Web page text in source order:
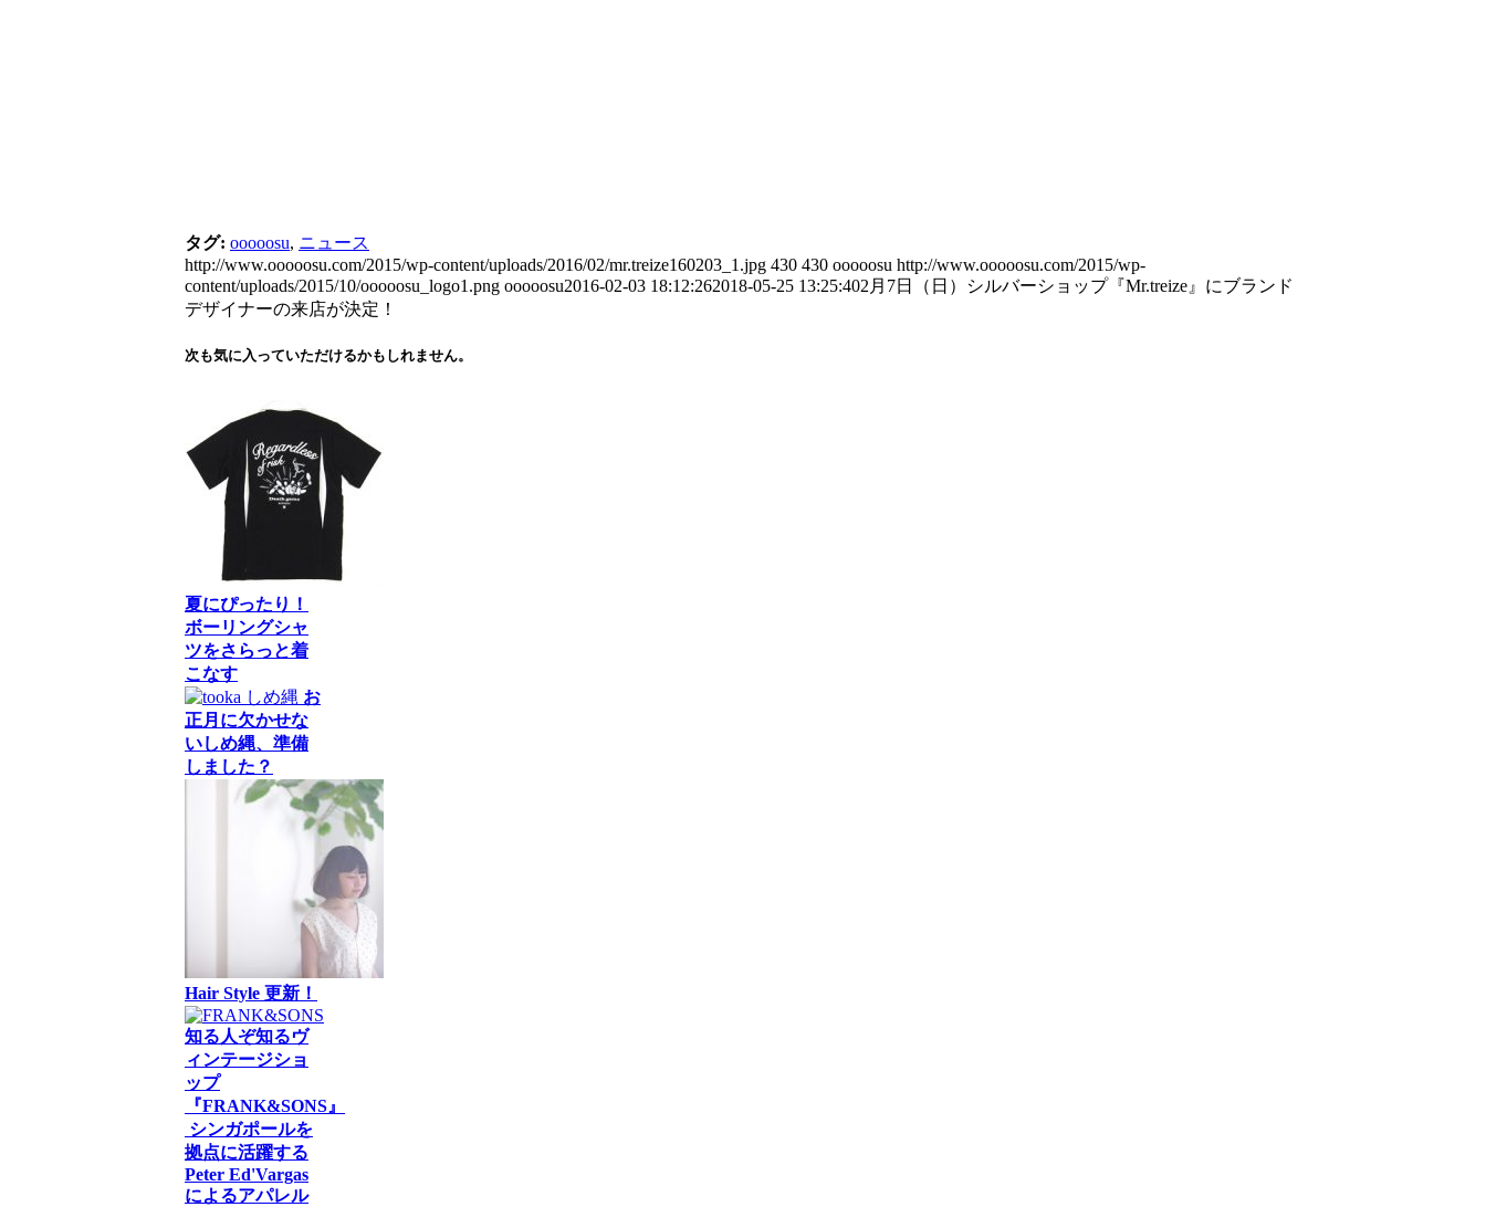
タグ: ooooosu, ニュース
http://www.ooooosu.com/2015/wp-content/uploads/2016/02/mr.treize160203_1.jpg 430 430 ooooosu http://www.ooooosu.com/2015/wp-
content/uploads/2015/10/ooooosu_logo1.png ooooosu2016-02-03 18:12:262018-05-25 13:25:402月7日（日）シルバーショップ『Mr.treize』にブランド
デザイナーの来店が決定！
次も気に入っていただけるかもしれません。
夏にぴったり！
ボーリングシャ
ツをさらっと着
こなす
お
正月に欠かせな
いしめ縄、準備
しました？
Hair Style 更新！
知る人ぞ知るヴ
ィンテージショ
ップ
『FRANK&SONS』
シンガポールを
拠点に活躍する
Peter Ed'Vargas
によるアパレル